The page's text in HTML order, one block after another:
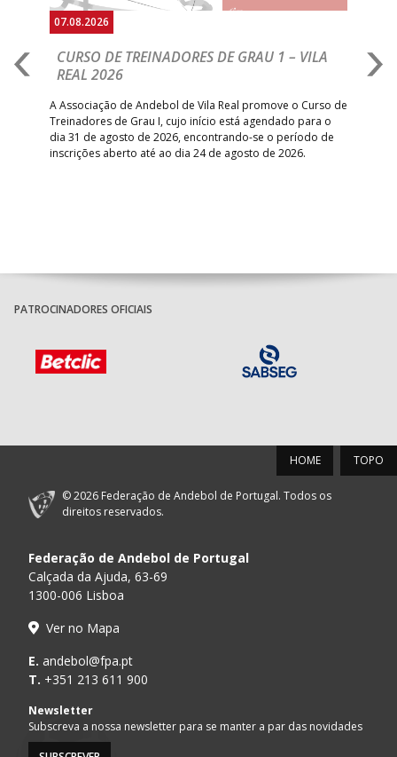
07.08.2026
CURSO DE TREINADORES DE GRAU 1 – VILA
REAL 2026
A Associação de Andebol de Vila Real promove o Curso de
Treinadores de Grau I, cujo início está agendado para o
dia 31 de agosto de 2026, encontrando-se o período de
inscrições aberto até ao dia 24 de agosto de 2026.
PATROCINADORES OFICIAIS
TOPO
HOME
© 2026 Federação de Andebol de Portugal. Todos os
direitos reservados.
Federação de Andebol de Portugal
Calçada da Ajuda, 63-69
1300-006 Lisboa
Ver no Mapa
E. andebol@fpa.pt
T. +351 213 611 900
Newsletter
Subscreva a nossa newsletter para se manter a par das novidades